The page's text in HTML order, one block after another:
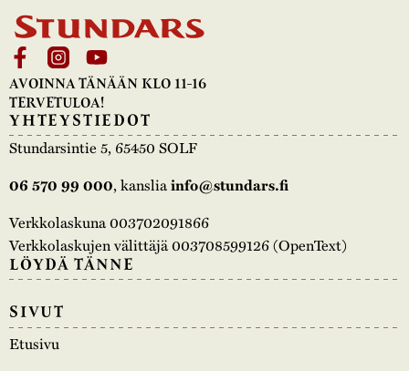
AVOINNA TÄNÄÄN KLO 11-16
TERVETULOA!
YHTEYSTIEDOT
Stundarsintie 5, 65450 SOLF
06 570 99 000, kansliainfo@stundars.fi
Verkkolaskuna 003702091866
Verkkolaskujen välittäjä 003708599126 (OpenText)
LÖYDÄ TÄNNE
SIVUT
Etusivu